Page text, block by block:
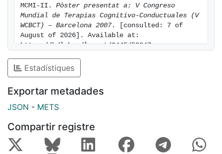
MCMI-II. Pòster presentat a: V Congreso
Mundial de Terapias Cognitivo-Conductuales (V
WCBCT) – Barcelona 2007. [consulted: 7 of
August of 2026]. Available at:
https://hdl.handle.net/2445/52847
Estadístiques
Exportar metadades
JSON - METS
Compartir registre